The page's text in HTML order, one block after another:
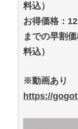
料込）
お得価格：
までの早割
料込）
※動画あり
https://